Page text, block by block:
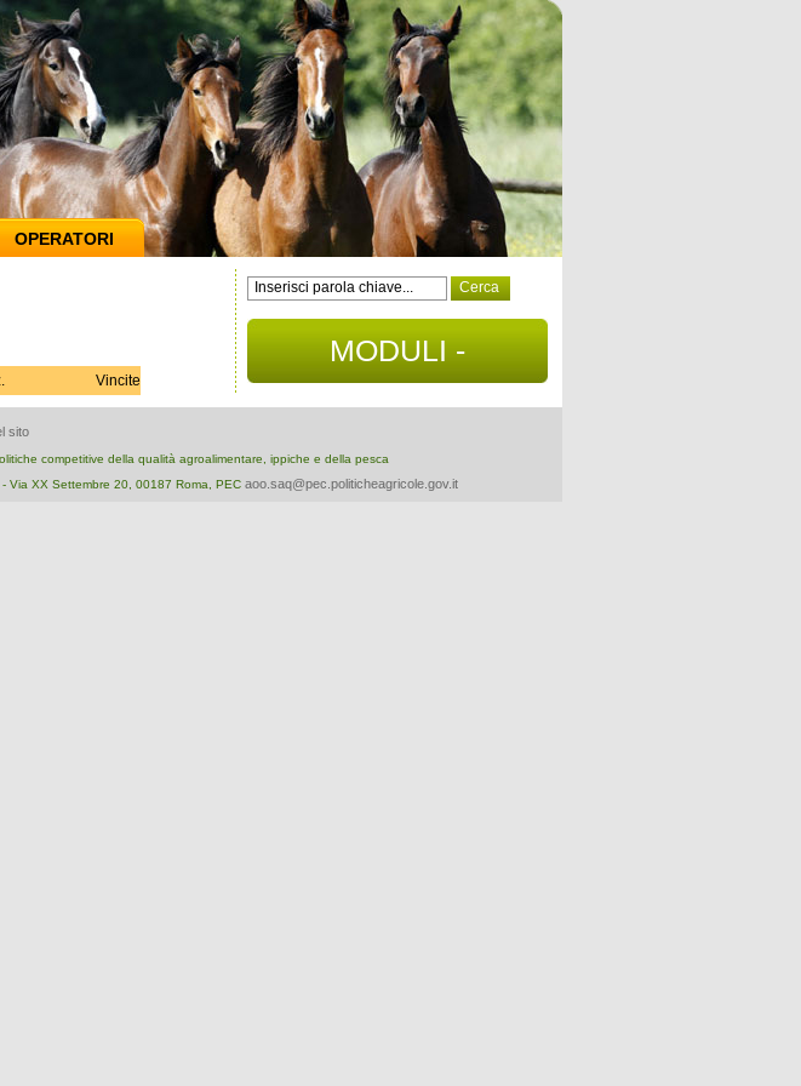
OPERATORI
Vincite
MODULI -
DOCUMENTI
sito
competitive della qualità agroalimentare, ippiche e della pesca
Via XX Settembre 20, 00187 Roma, PEC aoo.saq@pec.politicheagricole.gov.it